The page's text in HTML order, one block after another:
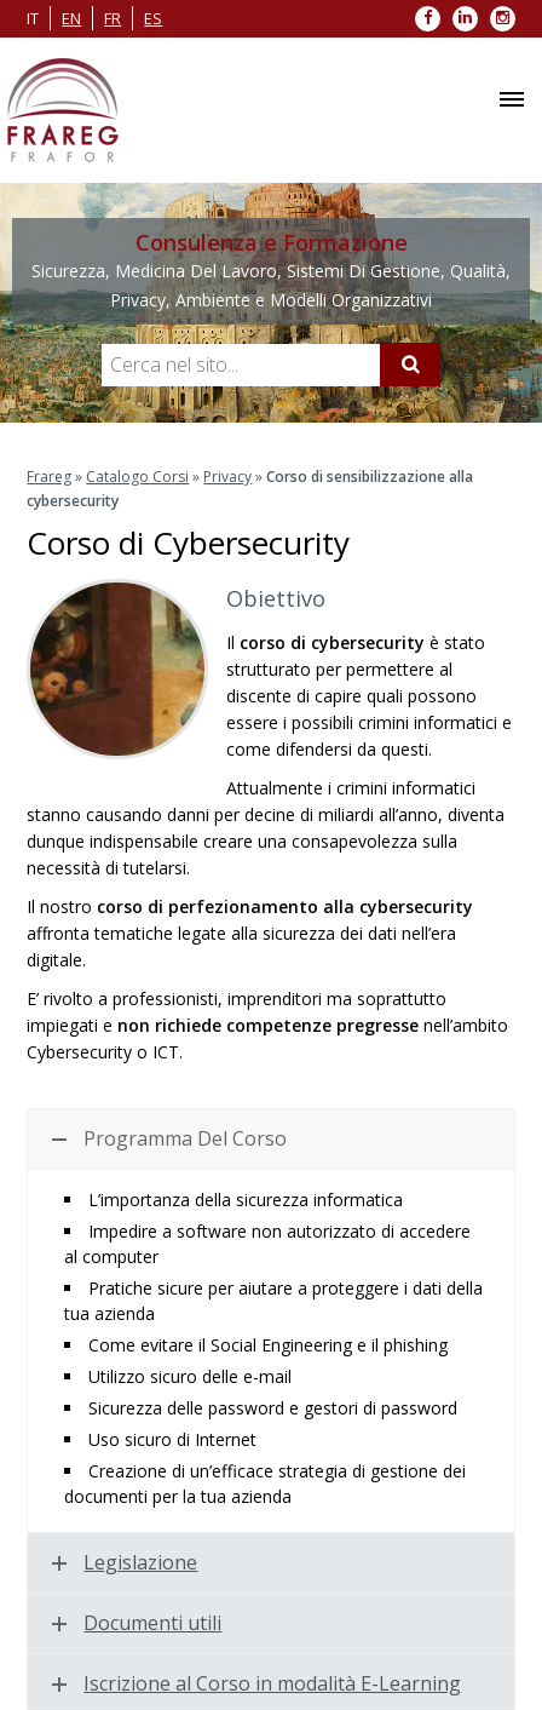
IT EN FR ES Facebook
LinkedIn
Consulenza e Formazione
Sicurezza, Medicina Del Lavoro, Sistemi Di Gestione, Qualità,
Privacy, Ambiente e Modelli Organizzativi
Frareg» Catalogo Corsi » Privacy»Corso di sensibilizzazione alla
cybersecurity
Corso di Cybersecurity
Obiettivo
Il corso di cybersecurity è stato
strutturato per permettere al
discente di capire quali possono
essere i possibili crimini informatici e
come difendersi da questi.
Attualmente i crimini informatici
stanno causando danni per decine di miliardi all’anno, diventa
dunque indispensabile creare una consapevolezza sulla
necessità di tutelarsi.
Il nostro corso di perfezionamento alla cybersecurity
affronta tematiche legate alla sicurezza dei dati nell’era
digitale.
E’ rivolto a professionisti, imprenditori ma soprattutto
impiegati e non richiede competenze pregresse nell’ambito
Cybersecurity o ICT.
Programma Del Corso
L’importanza della sicurezza informatica
Impedire a software non autorizzato di accedere
al computer
Pratiche sicure per aiutare a proteggere i dati della
tua azienda
Come evitare il Social Engineering e il phishing
Utilizzo sicuro delle e-mail
Sicurezza delle password e gestori di password
Uso sicuro di Internet
Creazione di un’efficace strategia di gestione dei
documenti per la tua azienda
Legislazione
Documenti utili
Iscrizione al Corso in modalità E-Learning